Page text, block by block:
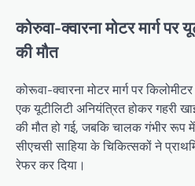
कोरुवा-क्वारना मोटर मार्ग पर
की मौत
कोरूवा-क्वारना मोटर मार्ग पर
एक यूटीलिटी अनियंत्रित होकर गहरी
की मौत हो गई, जबकि चालक गंभीर रूप
सीएचसी साहिया के चिकित्सकों ने
रेफर कर दिया।